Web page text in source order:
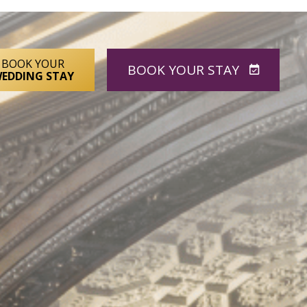
BOOK YOUR
STAY
BOOKYOUR STAY